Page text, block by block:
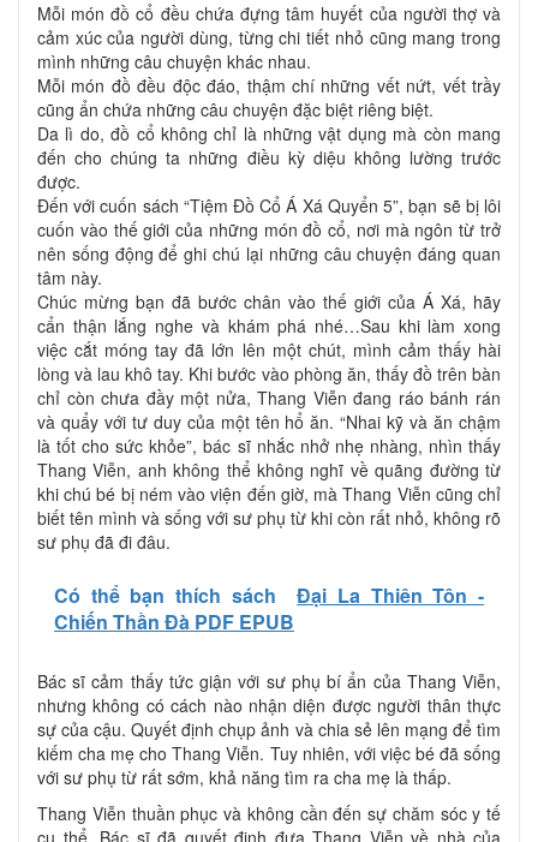
Mỗi món đồ cổ đều chứa đựng tâm huyết của người thợ và
cảm xúc của người dùng, từng chi tiết nhỏ cũng mang trong
mình những câu chuyện khác nhau.
Mỗi món đồ đều độc đáo, thậm chí những vết nứt, vết trầy
cũng ẩn chứa những câu chuyện đặc biệt riêng biệt.
Da lì do, đồ cổ không chỉ là những vật dụng mà còn mang
đến cho chúng ta những điều kỳ diệu không lường trước
được.
Đến với cuốn sách “Tiệm Đồ Cổ Á Xá Quyển 5”, bạn sẽ bị lôi
cuốn vào thế giới của những món đồ cổ, nơi mà ngôn từ trở
nên sống động để ghi chú lại những câu chuyện đáng quan
tâm này.
Chúc mừng bạn đã bước chân vào thế giới của Á Xá, hãy
cẩn thận lắng nghe và khám phá nhé…Sau khi làm xong
việc cắt móng tay đã lớn lên một chút, mình cảm thấy hài
lòng và lau khô tay. Khi bước vào phòng ăn, thấy đồ trên bàn
chỉ còn chưa đầy một nửa, Thang Viễn đang ráo bánh rán
và quẩy với tư duy của một tên hổ ăn. “Nhai kỹ và ăn chậm
là tốt cho sức khỏe”, bác sĩ nhắc nhở nhẹ nhàng, nhìn thấy
Thang Viễn, anh không thể không nghĩ về quãng đường từ
khi chú bé bị ném vào viện đến giờ, mà Thang Viễn cũng chỉ
biết tên mình và sống với sư phụ từ khi còn rất nhỏ, không rõ
sư phụ đã đi đâu.
Có thể bạn thích sách
Đại La Thiên Tôn -
Chiến Thần Đà PDF EPUB
Bác sĩ cảm thấy tức giận với sư phụ bí ẩn của Thang Viễn,
nhưng không có cách nào nhận diện được người thân thực
sự của cậu. Quyết định chụp ảnh và chia sẻ lên mạng để tìm
kiếm cha mẹ cho Thang Viễn. Tuy nhiên, với việc bé đã sống
với sư phụ từ rất sớm, khả năng tìm ra cha mẹ là thấp.
Thang Viễn thuần phục và không cần đến sự chăm sóc y tế
cụ thể. Bác sĩ đã quyết định đưa Thang Viễn về nhà của